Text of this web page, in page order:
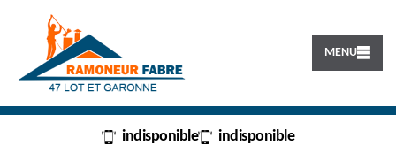
MENU
indisponible indisponible